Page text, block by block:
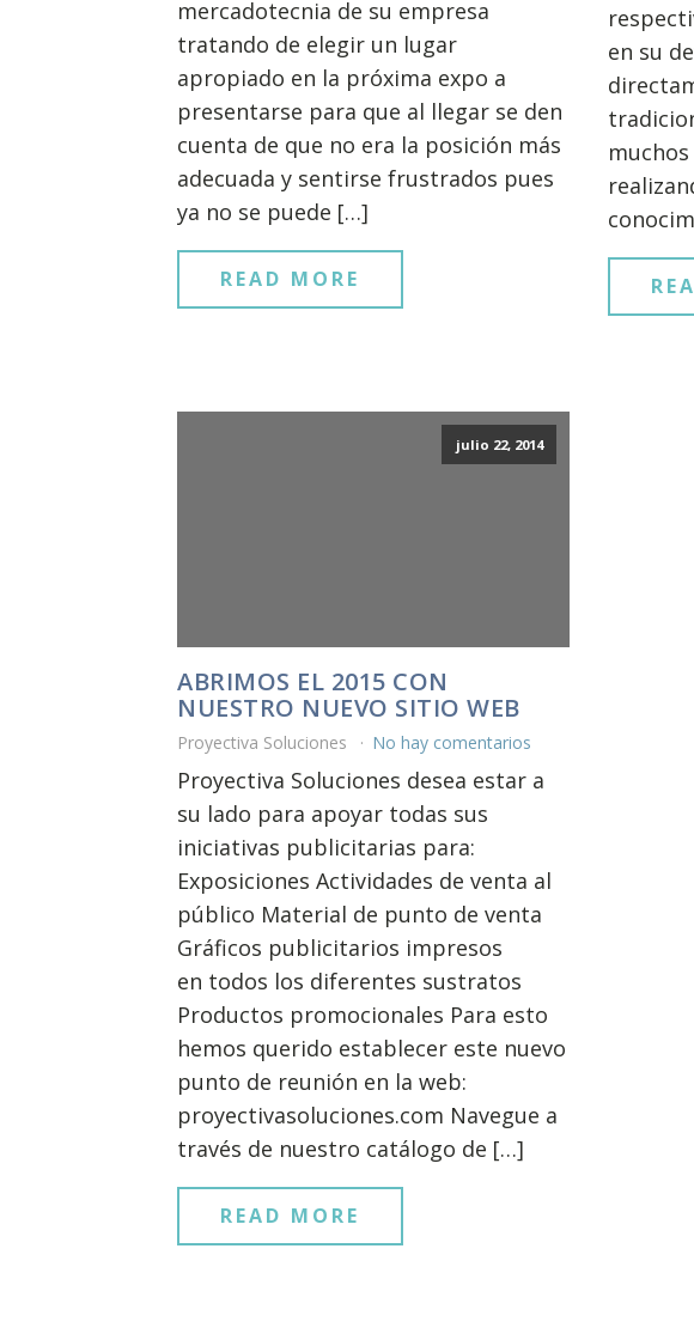
mercadotecnia de su empresa
tratando de elegir un lugar
apropiado en la próxima expo a
presentarse para que al llegar se den
cuenta de que no era la posición más
adecuada y sentirse frustrados pues
ya no se puede […]
READ MORE
en su
julio 22, 2014
ABRIMOS EL 2015 CON
NUESTRO NUEVO SITIO WEB
Proyectiva Soluciones No hay comentarios
Proyectiva Soluciones desea estar a
su lado para apoyar todas sus
iniciativas publicitarias para:
Exposiciones Actividades de venta al
público Material de punto de venta
Gráficos publicitarios impresos
en todos los diferentes sustratos
Productos promocionales Para esto
hemos querido establecer este nuevo
punto de reunión en la web:
proyectivasoluciones.com Navegue a
través de nuestro catálogo de […]
READ MORE